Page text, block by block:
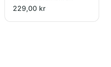
229,00 kr